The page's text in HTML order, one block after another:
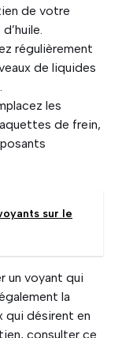
de votre
régulièrement
de liquides
les
de frein,
sur le
un voyant qui
la
qui désirent en
consulter ce